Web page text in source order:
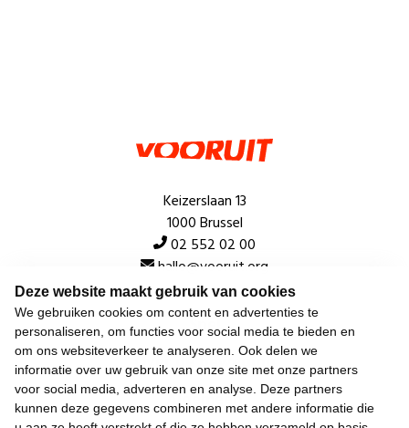
Deze website maakt gebruik van cookies
We gebruiken cookies om content en advertenties te
personaliseren, om functies voor social media te bieden en
om ons websiteverkeer te analyseren. Ook delen we
informatie over uw gebruik van onze site met onze partners
voor social media, adverteren en analyse. Deze partners
kunnen deze gegevens combineren met andere informatie die
Keizerslaan 13
1000 Brussel
02 552 02 00
hallo@vooruit.org
Snel
Over de beweging
Algemeen